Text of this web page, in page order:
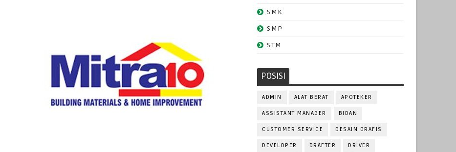
SMK
SMP
STM
POSISI
ADMIN ALAT BERAT APOTEKER
ASSISTANT MANAGER BIDAN
CUSTOMER SERVICE DESAIN GRAFIS
DEVELOPER DRAFTER DRIVER